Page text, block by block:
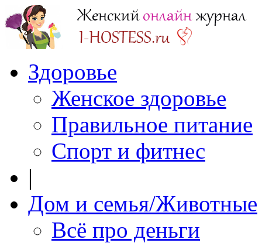
Здоровье
Женское здоровье
Правильное питание
Спорт и фитнес
|
Дом и семья/Животные
Всё про деньги